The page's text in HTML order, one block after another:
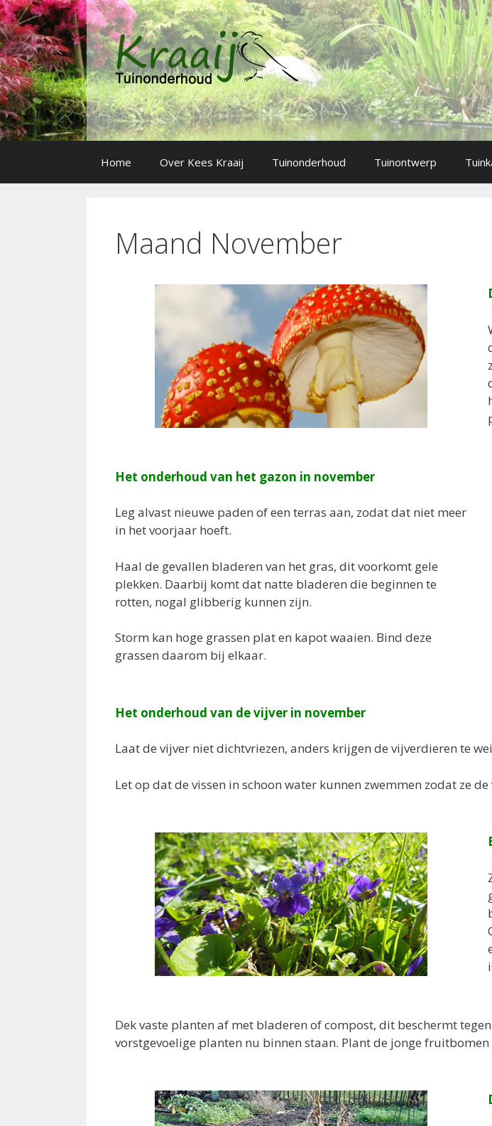
Spring
naar
inhoud
Home Over Kees Kraaij Tuinonderhoud Tuinontwerp
Maand November
Het onderhoud van het gazon in november
Leg alvast nieuwe paden of een terras aan, zodat dat niet meer
in het voorjaar hoeft.
Haal de gevallen bladeren van het gras, dit voorkomt gele
plekken. Daarbij komt dat natte bladeren die beginnen te
rotten, nogal glibberig kunnen zijn.
Storm kan hoge grassen plat en kapot waaien. Bind deze
grassen daarom bij elkaar.
Het onderhoud van de vijver in november
Laat de vijver niet dichtvriezen, anders krijgen de vijverdieren te
Let op dat de vissen in schoon water kunnen zwemmen zodat ze
Dek vaste planten af met bladeren of compost, dit beschermt
vorstgevoelige planten nu binnen staan. Plant de jonge